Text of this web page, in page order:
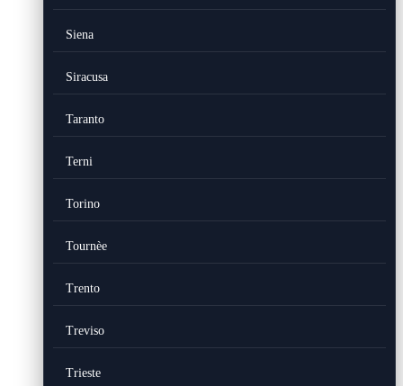
Siena
Siracusa
Taranto
Terni
Torino
Tournèe
Trento
Treviso
Trieste